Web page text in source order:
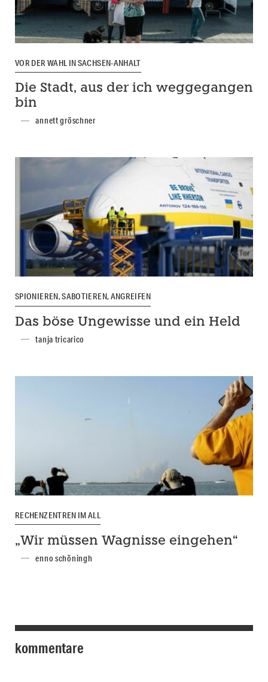
VOR DER WAHL IN SACHSEN-ANHALT
Die Stadt, aus der ich weggegangen
bin
annett gröschner
SPIONIEREN, SABOTIEREN, ANGREIFEN
Das böse Ungewisse und ein Held
tanja tricarico
RECHENZENTREN IM ALL
„Wir müssen Wagnisse eingehen“
enno schöningh
kommentare